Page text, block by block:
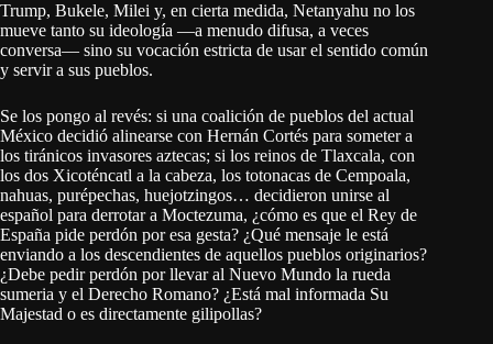
Trump, Bukele, Milei y, en cierta medida, Netanyahu no los
mueve tanto su ideología —a menudo difusa, a veces
conversa— sino su vocación estricta de usar el sentido común
y servir a sus pueblos.
Se los pongo al revés: si una coalición de pueblos del actual
México decidió alinearse con Hernán Cortés para someter a
los tiránicos invasores aztecas; si los reinos de Tlaxcala, con
los dos Xicoténcatl a la cabeza, los totonacas de Cempoala,
nahuas, purépechas, huejotzingos… decidieron unirse al
español para derrotar a Moctezuma, ¿cómo es que el Rey de
España pide perdón por esa gesta? ¿Qué mensaje le está
enviando a los descendientes de aquellos pueblos originarios?
¿Debe pedir perdón por llevar al Nuevo Mundo la rueda
sumeria y el Derecho Romano? ¿Está mal informada Su
Majestad o es directamente gilipollas?